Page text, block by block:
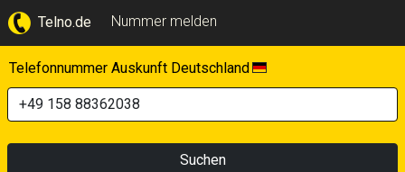
Telno.de Nummer melden
Telefonnummer Auskunft Deutschland
Suchen